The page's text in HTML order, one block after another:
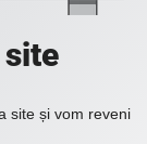
site și vom reveni